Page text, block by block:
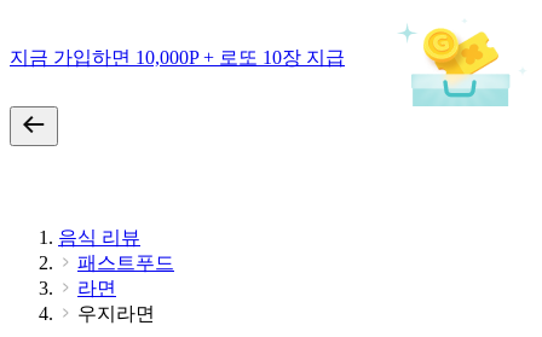
지금 가입하면 10,000P + 로또 10장 지급
음식 리뷰
패스트푸드
라면
우지라면